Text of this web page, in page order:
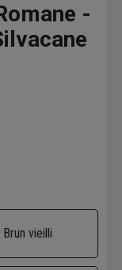
-
Brun vieilli